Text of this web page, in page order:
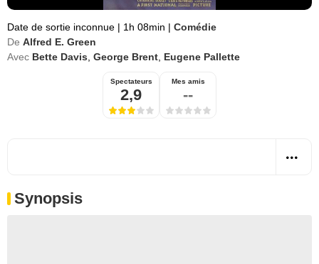
Date de sortie inconnue | 1h 08min | Comédie
De Alfred E. Green
Avec Bette Davis George Brent Eugene Pallette
Spectateurs
2,9
Mes amis
--
Synopsis